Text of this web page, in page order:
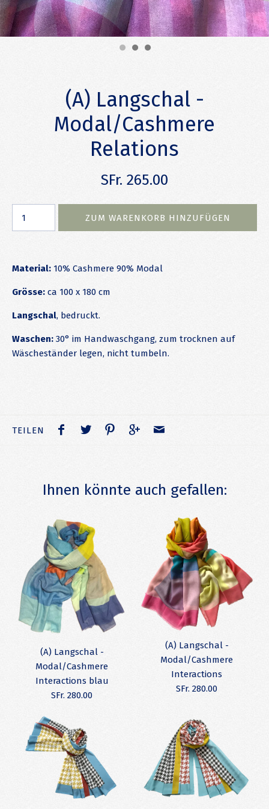
(A) Langschal -
Modal/Cashmere
Relations
SFr. 265.00
Material: 10% Cashmere 90% Modal
Grösse: ca 100 x 180 cm
Langschal, bedruckt.
Waschen: 30° im Handwaschgang, zum trocknen auf
Wäscheständer legen, nicht tumbeln.
TEILEN
Ihnen könnte auch gefallen:
(A) Langschal -
Modal/Cashmere
Interactions blau
SFr. 280.00
(A) Langschal -
Modal/Cashmere
Interactions
SFr. 280.00